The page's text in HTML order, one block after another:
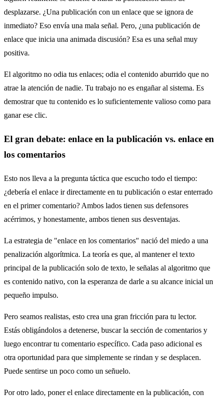
desplazarse. ¿Una publicación con un enlace que se ignora de
inmediato? Eso envía una mala señal. Pero, ¿una publicación de
enlace que inicia una animada discusión? Esa es una señal muy
positiva.
El algoritmo no odia tus enlaces; odia el contenido aburrido que no
atrae la atención de nadie. Tu trabajo no es engañar al sistema. Es
demostrar que tu contenido es lo suficientemente valioso como para
ganar ese clic.
El gran debate: enlace en la publicación vs. enlace en
los comentarios
Esto nos lleva a la pregunta táctica que escucho todo el tiempo:
¿debería el enlace ir directamente en tu publicación o estar enterrado
en el primer comentario? Ambos lados tienen sus defensores
acérrimos, y honestamente, ambos tienen sus desventajas.
La estrategia de "enlace en los comentarios" nació del miedo a una
penalización algorítmica. La teoría es que, al mantener el texto
principal de la publicación solo de texto, le señalas al algoritmo que
es contenido nativo, con la esperanza de darle a su alcance inicial un
pequeño impulso.
Pero seamos realistas, esto crea una gran fricción para tu lector.
Estás obligándolos a detenerse, buscar la sección de comentarios y
luego encontrar tu comentario específico. Cada paso adicional es
otra oportunidad para que simplemente se rindan y se desplacen.
Puede sentirse un poco como un señuelo.
Por otro lado, poner el enlace directamente en la publicación, con